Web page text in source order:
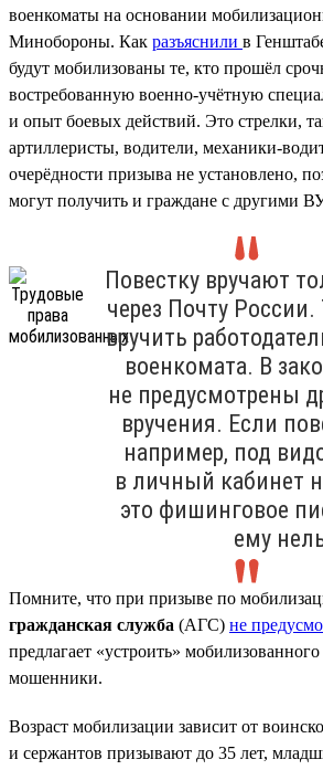
военкоматы на основании
Минобороны. Как разъяснили в
будут мобилизованы те, кто прошёл
востребованную военно-учётную
и опыт боевых действий. Это стрелки,
артиллеристы, водители, механики-
очерёдности призыва не установлено,
могут получить и граждане с другими
Повестку вручают
через Почту
вручить
военкомата. В
не предусмотрены
вручения. Если
например, под
в личный кабинет
это фишинговое
ему
Помните, что при призыве по
гражданская служба (АГС) не
предлагает «устроить»
мошенники.
Возраст мобилизации зависит от
и сержантов призывают до 35 лет,